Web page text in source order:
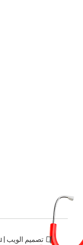
© 2025 Büyük Anadolu Sağlık Grubu | تصميم الويب